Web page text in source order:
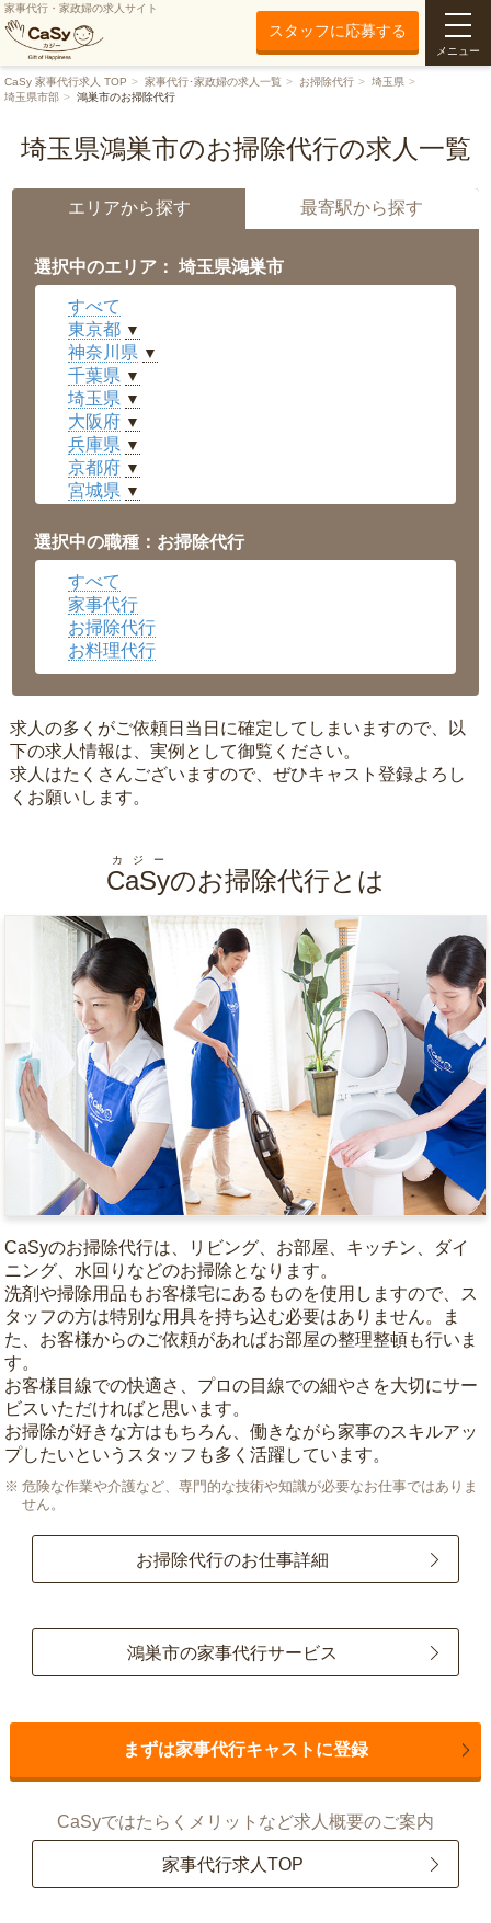
家事代行・家政婦の求人サイト
スタッフに応募する
メニュー
CaSy 家事代行求人 TOP 家事代行･家政婦の求人一覧 お掃除代行
埼玉県
埼玉県市部
鴻巣市のお掃除代行
埼玉県鴻巣市のお掃除代行の求人一覧
エリアから探す 最寄駅から探す
選択中のエリア： 埼玉県鴻巣市
すべて
東京都 ▼
神奈川県 ▼
千葉県 ▼
埼玉県 ▼
大阪府 ▼
兵庫県 ▼
京都府 ▼
宮城県 ▼
福井県 ▼
岡山県 ▼
広島県
沖縄県 ▼
選択中の職種：お掃除代行
すべて
家事代行
お掃除代行
お料理代行
求人の多くがご依頼日当日に確定してしまいますので、以
下の求人情報は、実例として御覧ください。
求人はたくさんございますので、ぜひキャスト登録よろし
くお願いします。
CaSy
カジー
のお掃除代行とは
CaSyのお掃除代行は、リビング、お部屋、キッチン、ダイ
ニング、水回りなどのお掃除となります。
洗剤や掃除用品もお客様宅にあるものを使用しますので、ス
タッフの方は特別な用具を持ち込む必要はありません。ま
た、お客様からのご依頼があればお部屋の整理整頓も行いま
す。
お客様目線での快適さ、プロの目線での細やさを大切にサー
ビスいただければと思います。
お掃除が好きな方はもちろん、働きながら家事のスキルアッ
プしたいというスタッフも多く活躍しています。
危険な作業や介護など、専門的な技術や知識が必要なお仕事ではありま
せん。
お掃除代行のお仕事詳細
鴻巣市の家事代行サービス
まずは家事代行キャストに登録
CaSyではたらくメリットなど求人概要のご案内
家事代行求人TOP